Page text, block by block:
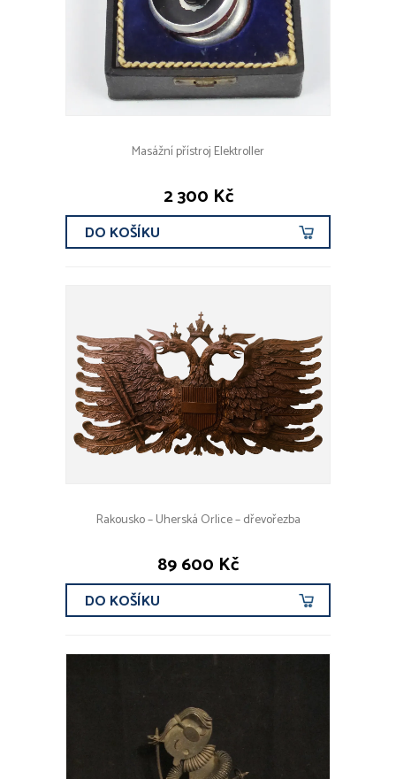
Masážní přístroj Elektroller
2 300 Kč
DO KOŠÍKU
Rakousko – Uherská Orlice – dřevořezba
89 600 Kč
DO KOŠÍKU